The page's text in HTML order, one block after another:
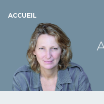
ACCUEIL